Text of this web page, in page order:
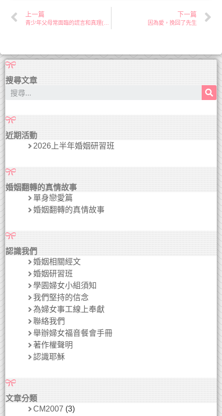
上一篇 下一篇
因為愛，挽回了先生
搜尋文章
近期活動
2026上半年婚姻研習班
婚姻翻轉的真情故事
單身戀愛篇
婚姻翻轉的真情故事
認識我們
婚姻相關經文
婚姻研習班
學園婦女小組須知
我們堅持的信念
為婦女事工線上奉獻
聯絡我們
舉辦婦女福音餐會手冊
著作權聲明
認識耶穌
文章分類
CM2007 (3)